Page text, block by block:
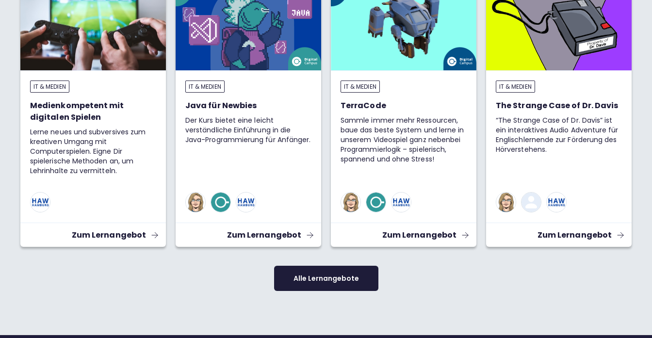
IT & MEDIEN
Medienkompetent mit
digitalen Spielen
Lerne neues und subversives zum
kreativen Umgang mit
Computerspielen. Eigne Dir
spielerische Methoden an, um
Lehrinhalte zu vermitteln.
Zum Lernangebot
IT & MEDIEN
Java für Newbies
Der Kurs bietet eine leicht
verständliche Einführung in die
Java-Programmierung für Anfänger.
Zum Lernangebot
IT & MEDIEN
TerraCode
Sammle immer mehr Ressourcen,
baue das beste System und lerne in
unserem Videospiel ganz nebenbei
Programmierlogik – spielerisch,
spannend und ohne Stress!
Zum Lernangebot
IT & MEDIEN
The Strange Case of Dr. Davis
“The Strange Case of Dr. Davis” ist
ein interaktives Audio Adventure für
Englischlernende zur Förderung des
Hörverstehens.
Zum Lernangebot
Alle Lernangebote